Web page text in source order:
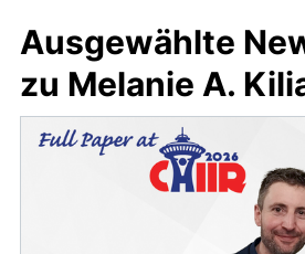
Ausgewählte
zu Melanie A.